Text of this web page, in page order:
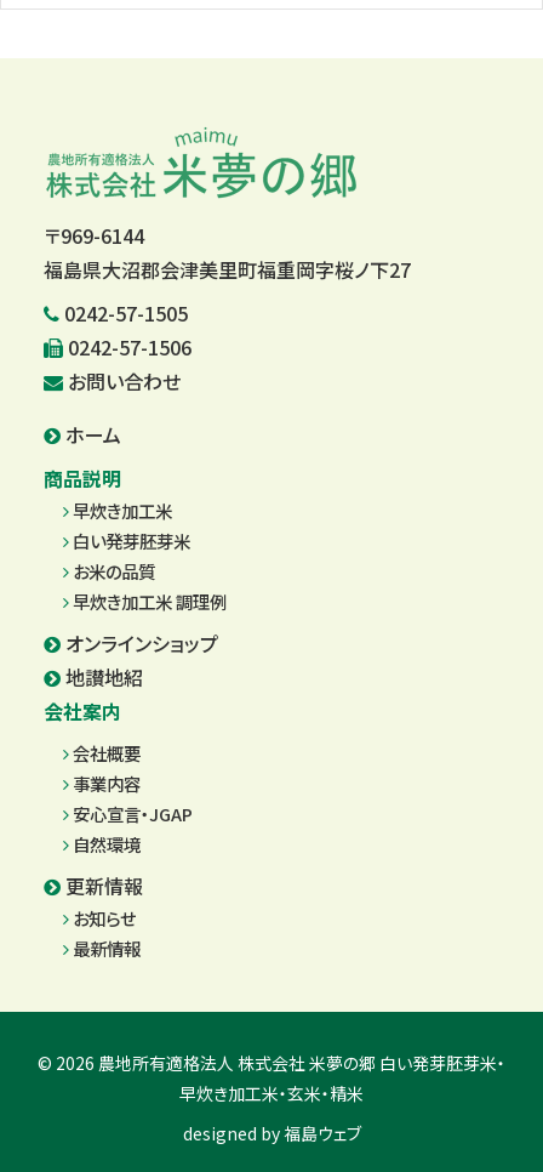
〒969-6144
福島県大沼郡会津美里町福重岡字桜ノ下27
0242-57-1505
0242-57-1506
お問い合わせ
ホーム
商品説明
早炊き加工米
白い発芽胚芽米
お米の品質
早炊き加工米 調理例
オンラインショップ
地讃地紹
会社案内
会社概要
事業内容
安心宣言・JGAP
自然環境
更新情報
お知らせ
最新情報
© 2026 農地所有適格法人 株式会社 米夢の郷 白い発芽胚芽米・
早炊き加工米・玄米・精米
designed by福島ウェブ